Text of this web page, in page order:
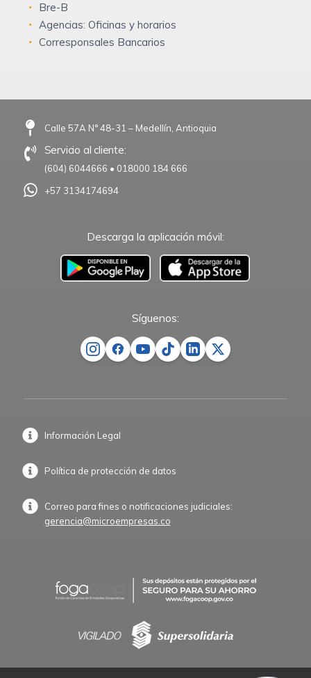
Bre-B
Agencias: Oficinas y horarios
Corresponsales Bancarios
Calle 57A N° 48-31 – Medellín, Antioquia
Servicio al cliente:
(604) 6044666 • 018000 184 666
+57 3134174694
Descarga la aplicación móvil:
–
Síguenos:
Información Legal
Política de protección de datos
Correo para fines o notificaciones judiciales:
gerencia@microempresas.co